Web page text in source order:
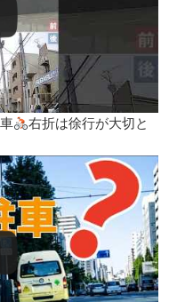
右折は徐行が大切と